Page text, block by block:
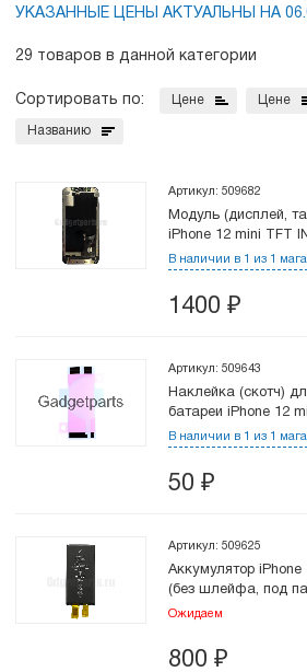
УКАЗАННЫЕ ЦЕНЫ АКТУАЛЬНЫ НА
29 товаров в данной категории
Сортировать по: Цене Цене
Названию
Артикул: 509682
Модуль (дисплей,
iPhone 12 mini TFT
В наличии в 1 из 1
1400 ₽
Артикул: 509643
Наклейка (скотч)
батареи iPhone 12
В наличии в 1 из 1
50 ₽
Артикул: 509625
Аккумулятор
(без шлейфа, под
Ожидаем
800 ₽